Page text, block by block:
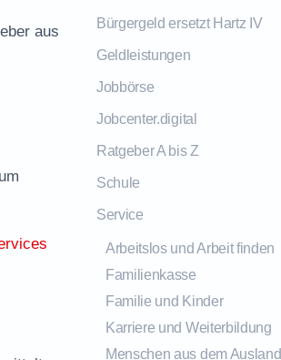
aus
Bürgergeld ersetzt Hartz IV
Geldleistungen
Jobbörse
Jobcenter.digital
Ratgeber A bis Z
Schule
Service
Arbeitslos und Arbeit finden
Familienkasse
Familie und Kinder
Karriere und Weiterbildung
Menschen aus dem Ausland